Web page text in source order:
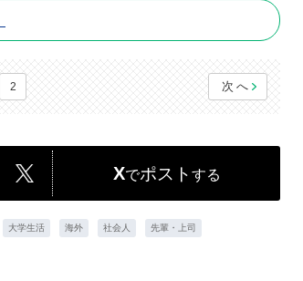
2 次へ
Xでポスト する
大学生活 海外 社会人 先輩・上司